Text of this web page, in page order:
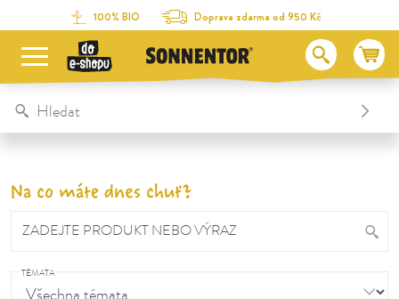
Na obsah stránky
Na seznam obsahu
100% BIO Doprava zdarma od 950 Kč
Table Of Content
Na co máte dnes chuť?
ZADEJTE PRODUKT NEBO VÝRAZ
TÉMATA